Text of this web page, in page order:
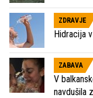
ZDRAVJE
Hidracija
ZABAVA
V
navdušila